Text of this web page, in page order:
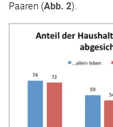
Paaren (Abb. 2).